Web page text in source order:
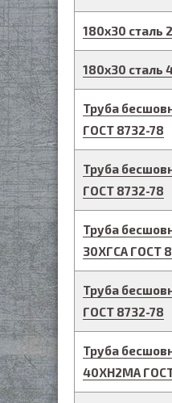
180х30 сталь
180х30 сталь
Труба
ГОСТ 8732-78
Труба
ГОСТ 8732-78
Труба
30ХГСА ГОСТ
Труба
ГОСТ 8732-78
Труба
40ХН2МА